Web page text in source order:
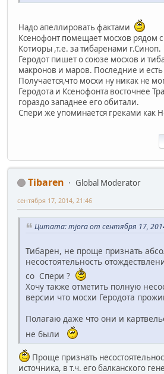
Надо апеллировать фактами
Ксенофонт помещает мосхов рядом
Котиоры ,т.е. за тибаренами г.Синоп.
Геродот пишет о союзе мосхов и
макронов и маров. Последние и
Получается,что мосхи ну никак не
Геродота и Ксенофонта восточнее
гораздо западнее его обитали.
Спери же упоминается греками как
Tibaren
Global Moderator
сентября 17, 2014, 21:46
Цитата: mjora от сентября 17,
Тибарен, не проще признать
несостоятельность
со Спери ?
Хочу также отметить полную
версии что мосхи Геродота
Полагаю даже что они и
не были
Проще признать
источника, в т.ч. его балканского